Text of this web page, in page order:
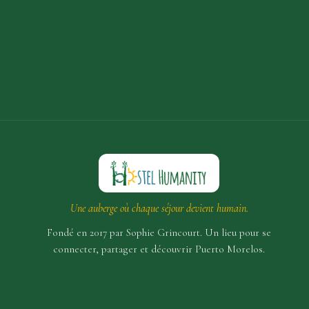
Une auberge où chaque séjour devient humain.
Fondé en 2017 par Sophie Grincourt. Un lieu pour se
connecter, partager et découvrir Puerto Morelos.